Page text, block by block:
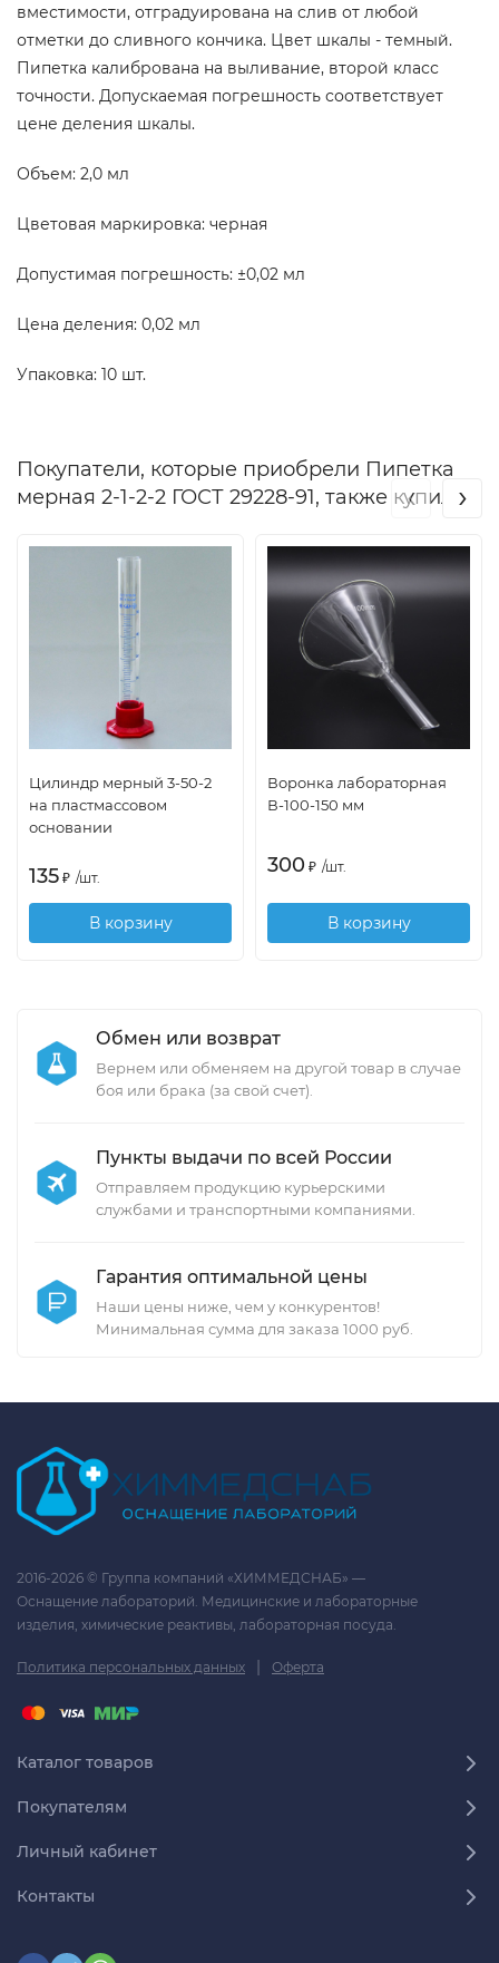
вместимости, отградуирована на слив от любой
отметки до сливного кончика. Цвет шкалы - темный.
Пипетка калибрована на выливание, второй класс
точности. Допускаемая погрешность соответствует
цене деления шкалы.
Объем: 2,0 мл
Цветовая маркировка: черная
Допустимая погрешность: ±0,02 мл
Цена деления: 0,02 мл
Упаковка: 10 шт.
Покупатели, которые приобрели Пипетка
мерная 2-1-2-2 ГОСТ 29228-91, также купили
Цилиндр мерный 3-50-2
на пластмассовом
основании
135 ₽ /шт.
В корзину
Воронка лабораторная
В-100-150 мм
300 ₽ /шт.
В корзину
‹ ›
Обмен или возврат
Вернем или обменяем на другой товар в случае
боя или брака (за свой счет).
Пункты выдачи по всей России
Отправляем продукцию курьерскими
службами и транспортными компаниями.
Гарантия оптимальной цены
Наши цены ниже, чем у конкурентов!
Минимальная сумма для заказа 1000 руб.
2016-2026 © Группа компаний «ХИММЕДСНАБ» —
Оснащение лабораторий. Медицинские и лабораторные
изделия, химические реактивы, лабораторная посуда.
Политика персональных данных | Оферта
Каталог товаров
Покупателям
Личный кабинет
Контакты